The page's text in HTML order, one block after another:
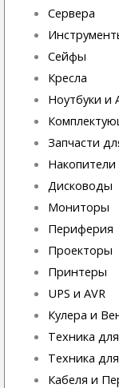
Сервера
Сейфы
Кресла
Ноутбуки и
Запчасти
Накопители
Дисководы
Мониторы
Периферия
Проекторы
Принтеры
UPS и AVR
Кулера и
Техника
Техника
Кабеля и